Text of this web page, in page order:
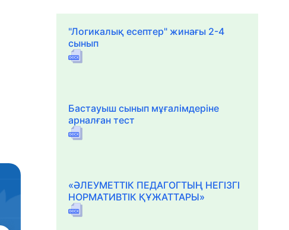
"Логикалық есептер" жинағы 2-4
сынып
Бастауыш сынып мұғалімдеріне
арналған тест
«ӘЛЕУМЕТТІК ПЕДАГОГТЫҢ НЕГІЗГІ
НОРМАТИВТІК ҚҰЖАТТАРЫ»